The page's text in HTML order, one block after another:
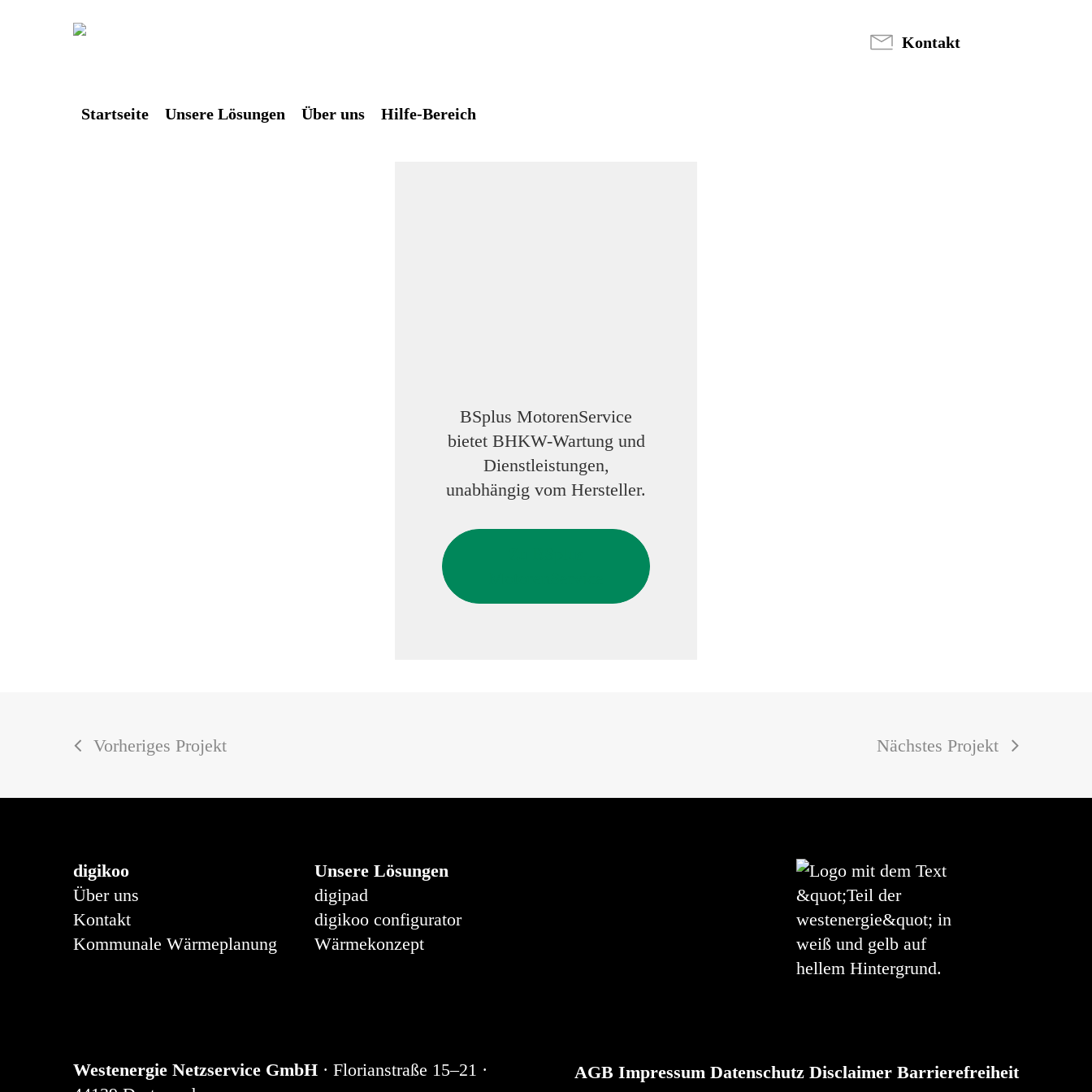
Startseite Unsere Lösungen Über uns Hilfe-Bereich
Kontakt
BSplus MotorenService
bietet BHKW-Wartung und
Dienstleistungen,
unabhängig vom Hersteller.
Vorheriges Projekt Nächstes Projekt
digikoo
Über uns
Kontakt
Kommunale Wärmeplanung
Unsere Lösungen
digipad
digikoo configurator
Wärmekonzept
Westenergie Netzservice GmbH · Florianstraße 15–21 ·
AGB Impressum Datenschutz Disclaimer Barrierefreiheit